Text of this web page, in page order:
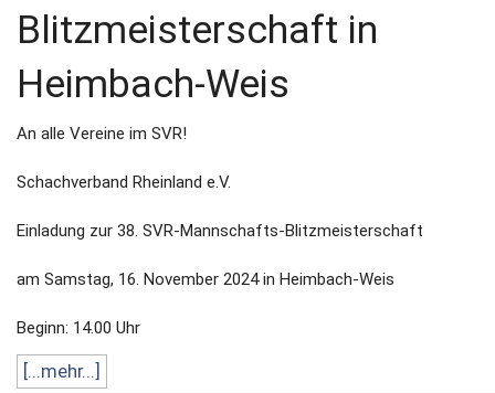
Blitzmeisterschaft in
Heimbach-Weis
An alle Vereine im SVR!
Schachverband Rheinland e.V.
Einladung zur 38. SVR-Mannschafts-Blitzmeisterschaft
am Samstag, 16. November 2024 in Heimbach-Weis
Beginn: 14.00 Uhr
[...mehr...]